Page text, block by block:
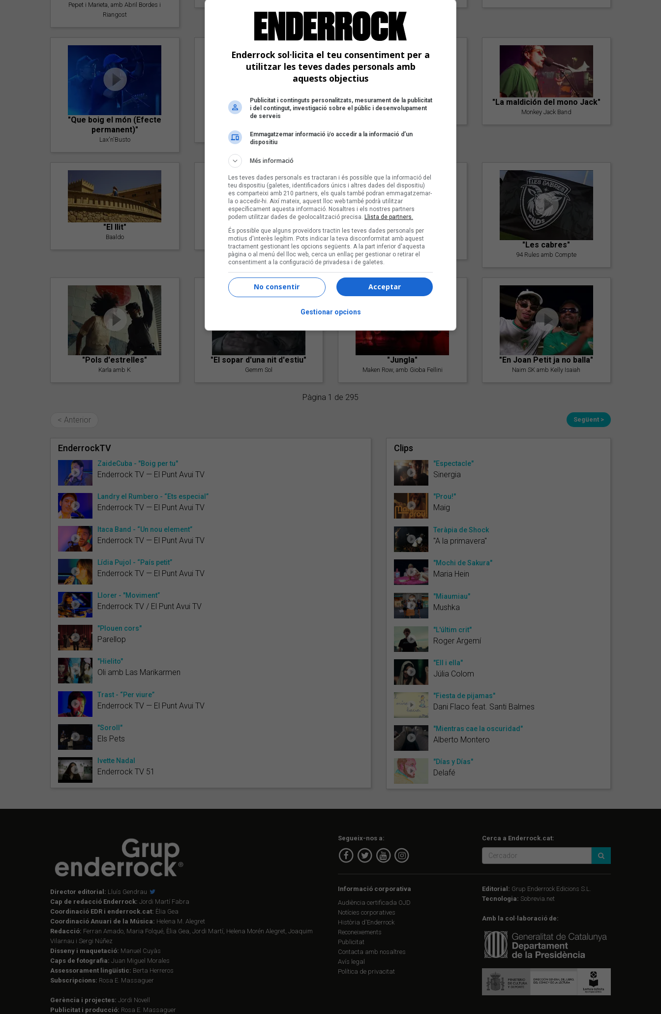
Pepet i Marieta, amb Abril Bordes i
Riangost
"Que boig el món (Efecte
permanent)"
Lax'n'Busto
"Amb tu"
"Postlude To A Kiss"
Goran Levi
"La maldición del mono Jack"
Monkey Jack Band
"El llit"
Baaldo
"Lo bueno y lo malo"
Carmen y María
"Posidònia"
Pep Álvarez amb Joan Muntaner
(Xanguito)
"Les cabres"
94 Rules amb Compte
"Pols d'estrelles"
Karla amb K
"El sopar d'una nit d'estiu"
Gemm Sol
"Jungla"
Maken Row, amb Gioba Fellini
"En Joan Petit ja no balla"
Naim SK amb Kelly Isaiah
Pàgina 1 de 295
< Anterior Següent >
EnderrockTV
ZaideCuba - "Boig per tu"
Enderrock TV — El Punt Avui TV
Landry el Rumbero - “Ets especial”
Enderrock TV — El Punt Avui TV
Itaca Band - “Un nou element”
Enderrock TV — El Punt Avui TV
Lídia Pujol - “País petit”
Enderrock TV — El Punt Avui TV
Llorer - "Moviment”
Enderrock TV / El Punt Avui TV
"Plouen cors"
Parellop
"Hielito"
Oli amb Las Marikarmen
Trast - “Per viure”
Enderrock TV — El Punt Avui TV
"Soroll"
Els Pets
Ivette Nadal
Enderrock TV 51
Clips
"Espectacle"
Sinergia
"Prou!"
Maig
Teràpia de Shock
"A la primavera"
"Mochi de Sakura"
Maria Hein
"Miaumiau"
Mushka
"L'últim crit"
Roger Argemí
"Ell i ella"
Júlia Colom
"Fiesta de pijamas"
Dani Flaco feat. Santi Balmes
"Mientras cae la oscuridad"
Alberto Montero
"Días y Días"
Delafé
Director editorial: Lluís Gendrau
Cap de redacció Enderrock: Jordi Martí Fabra
Coordinació EDR i enderrock.cat: Èlia Gea
Coordinació Anuari de la Música: Helena M. Alegret
Redacció: Ferran Amado, Maria Folqué, Èlia Gea, Jordi Martí, Helena Morén Alegret, Joaquim
Vilarnau i Sergi Núñez
Disseny i maquetació: Manuel Cuyàs
Caps de fotografia: Juan Miguel Morales
Assessorament lingüístic: Berta Herreros
Subscripcions: Rosa E. Massaguer
Gerència i projectes: Jordi Novell
Publicitat i producció: Rosa E. Massaguer
Segueix-nos a: Cerca a Enderrock.cat:
Informació corporativa
Audiència certificada OJD
Notícies corporatives
Història d'Enderrock
Reconeixements
Publicitat
Contacta amb nosaltres
Avís legal
Política de privacitat
Editorial: Grup Enderrock Edicions S.L.
Tecnologia: Sobrevia.net
Amb la col·laboració de:
Enderrock sol·licita el teu consentiment per a
utilitzar les teves dades personals amb
aquests objectius
Publicitat i continguts personalitzats, mesurament de la publicitat
i del contingut, investigació sobre el públic i desenvolupament
de serveis
Emmagatzemar informació i/o accedir a la informació d’un
dispositiu
Més informació
Les teves dades personals es tractaran i és possible que la informació del
teu dispositiu (galetes, identificadors únics i altres dades del dispositiu)
es comparteixi amb 210 partners, els quals també podran emmagatzemar-
la o accedir-hi. Així mateix, aquest lloc web també podrà utilitzar
específicament aquesta informació. Nosaltres i els nostres partners
podem utilitzar dades de geolocalització precisa. Llista de partners.
És possible que alguns proveïdors tractin les teves dades personals per
motius d'interès legítim. Pots indicar la teva disconformitat amb aquest
tractament gestionant les opcions següents. A la part inferior d'aquesta
pàgina o al menú del lloc web, cerca un enllaç per gestionar o retirar el
consentiment a la configuració de privadesa i de galetes.
Acceptar
No consentir
Gestionar opcions